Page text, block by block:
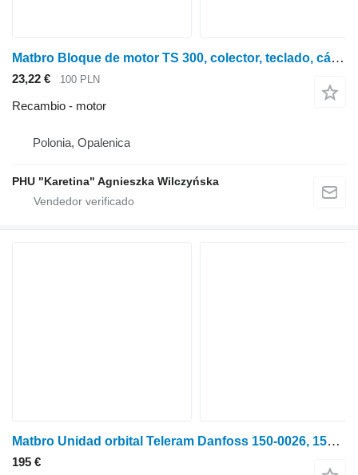
Matbro Bloque de motor TS 300, colector, teclado, cárter de aceite, polea para Matbro
23,22 € 100 PLN
Recambio - motor
Polonia, Opalenica
PHU "Karetina" Agnieszka Wilczyńska
Matbro Unidad orbital Teleram Danfoss 150-0026, 150-0066, 150n0026, 150n0 motor orbital
195 €